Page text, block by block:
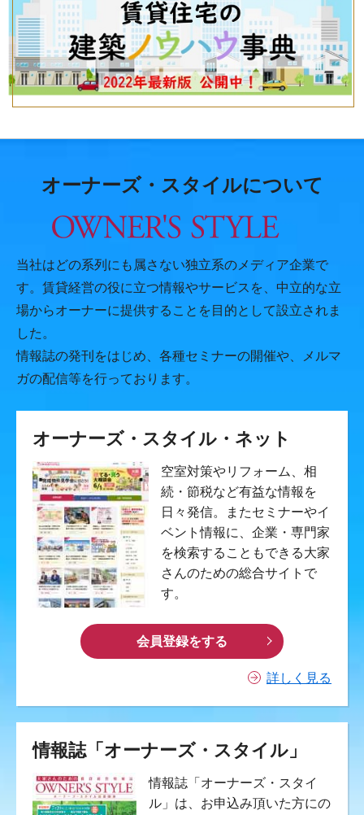
オーナーズ・スタイルについて
当社はどの系列にも属さない独立系のメディア企業で
す。賃貸経営の役に立つ情報やサービスを、中立的な立
場からオーナーに提供することを目的として設立されま
した。
情報誌の発刊をはじめ、各種セミナーの開催や、メルマ
ガの配信等を行っております。
オーナーズ・スタイル・ネット
空室対策やリフォーム、相
続・節税など有益な情報を
日々発信。またセミナーやイ
ベント情報に、企業・専門家
を検索することもできる大家
さんのための総合サイトで
す。
会員登録をする
詳しく見る
情報誌「オーナーズ・スタイル」
情報誌「オーナーズ・スタイ
ル」は、お申込み頂いた方にの